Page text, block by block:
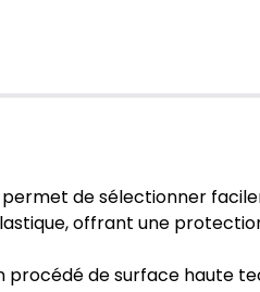
de sélectionner
offrant une
de surface haute